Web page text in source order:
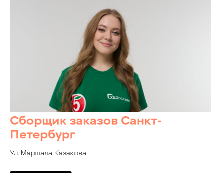
Сборщик заказов Санкт-
Петербург
Ул. Маршала Казакова